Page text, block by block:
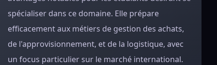
spécialiser dans ce domaine. Elle prépare
efficacement aux métiers de gestion des achats,
de l'approvisionnement, et de la logistique, avec
un focus particulier sur le marché international.